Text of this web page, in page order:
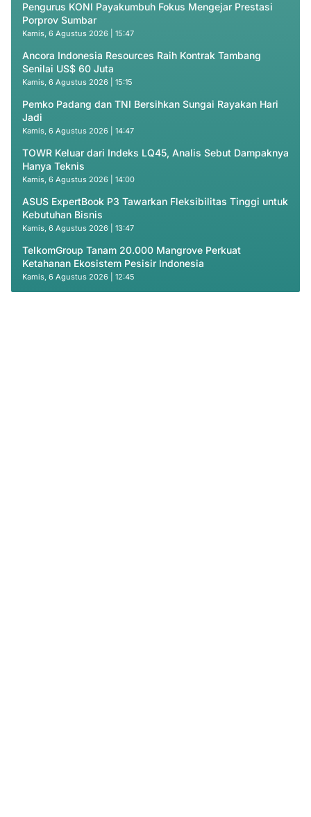
Pengurus KONI Payakumbuh Fokus Mengejar Prestasi
Porprov Sumbar
Kamis, 6 Agustus 2026 | 15:47
Ancora Indonesia Resources Raih Kontrak Tambang
Senilai US$ 60 Juta
Kamis, 6 Agustus 2026 | 15:15
Pemko Padang dan TNI Bersihkan Sungai Rayakan Hari
Jadi
Kamis, 6 Agustus 2026 | 14:47
TOWR Keluar dari Indeks LQ45, Analis Sebut Dampaknya
Hanya Teknis
Kamis, 6 Agustus 2026 | 14:00
ASUS ExpertBook P3 Tawarkan Fleksibilitas Tinggi untuk
Kebutuhan Bisnis
Kamis, 6 Agustus 2026 | 13:47
TelkomGroup Tanam 20.000 Mangrove Perkuat
Ketahanan Ekosistem Pesisir Indonesia
Kamis, 6 Agustus 2026 | 12:45